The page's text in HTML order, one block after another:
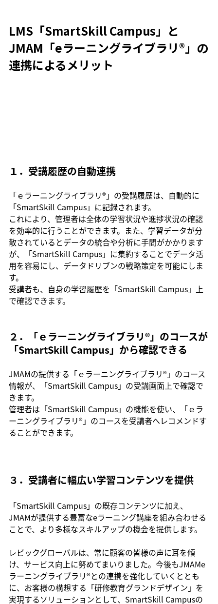
LMS「SmartSkill Campus」と
JMAM「eラーニングライブラリ®」の
連携によるメリット
１．受講履歴の自動連携
「ｅラーニングライブラリ®」の受講履歴は、自動的に
「SmartSkill Campus」に記録されます。
これにより、管理者は全体の学習状況や進捗状況の確認
を効率的に行うことができます。また、学習データが分
散されているとデータの統合や分析に手間がかかります
が、「SmartSkill Campus」に集約することでデータ活
用を容易にし、データドリブンの戦略策定を可能にしま
す。
受講者も、自身の学習履歴を「SmartSkill Campus」上
で確認できます。
２．「ｅラーニングライブラリ®」のコースが
「SmartSkill Campus」から確認できる
JMAMの提供する「ｅラーニングライブラリ®」のコース
情報が、「SmartSkill Campus」の受講画面上で確認で
きます。
管理者は「SmartSkill Campus」の機能を使い、「ｅラ
ーニングライブラリ®」のコースを受講者へレコメンドす
ることができます。
３．受講者に幅広い学習コンテンツを提供
「SmartSkill Campus」の既存コンテンツに加え、
JMAMが提供する豊富なeラーニング講座を組み合わせる
ことで、より多様なスキルアップの機会を提供します。
レビックグローバルは、常に顧客の皆様の声に耳を傾
け、サービス向上に努めてまいりました。今後もJMAMe
ラーニングライブラリ®との連携を強化していくととも
に、お客様の構想する「研修教育グランドデザイン」を
実現するソリューションとして、SmartSkill Campusの